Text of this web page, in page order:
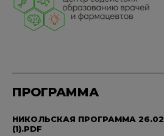
ПРОГРАММА
НИКОЛЬСКАЯ ПРОГРАММА 26.02
(1).PDF